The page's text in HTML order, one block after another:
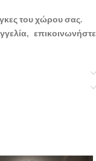
του χώρου σας.
επικοινωνήστε